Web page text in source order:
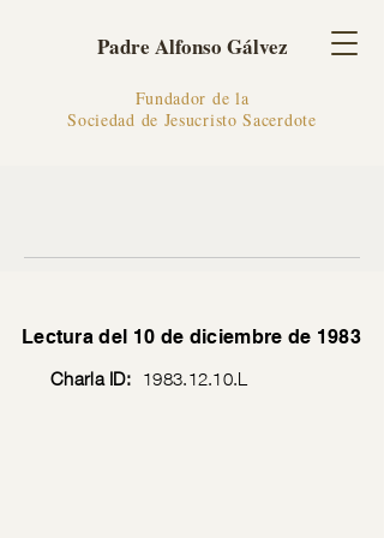
Padre Alfonso Gálvez
Fundador de la
Sociedad de Jesucristo Sacerdote
Lectura del 10 de diciembre de 1983
Charla ID: 1983.12.10.L